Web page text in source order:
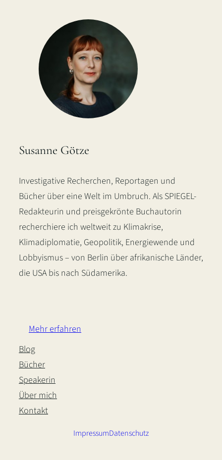
Susanne Götze
Investigative Recherchen, Reportagen und
Bücher über eine Welt im Umbruch. Als SPIEGEL-
Redakteurin und preisgekrönte Buchautorin
recherchiere ich weltweit zu Klimakrise,
Klimadiplomatie, Geopolitik, Energiewende und
Lobbyismus – von Berlin über afrikanische Länder,
die USA bis nach Südamerika.
Mehr erfahren
Blog
Bücher
Speakerin
Über mich
Kontakt
ImpressumDatenschutz